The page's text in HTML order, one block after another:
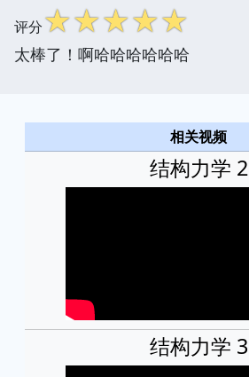
评分☆☆☆☆☆
太棒了！啊哈哈哈哈哈哈
相关视频
结构力学 2
结构力学 3